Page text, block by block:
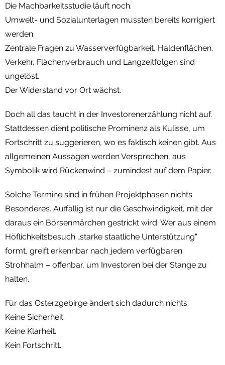
Die Machbarkeitsstudie läuft noch.
Umwelt- und Sozialunterlagen mussten bereits korrigiert
werden.
Zentrale Fragen zu Wasserverfügbarkeit, Haldenflächen,
Verkehr, Flächenverbrauch und Langzeitfolgen sind
ungelöst.
Der Widerstand vor Ort wächst.
Doch all das taucht in der Investorenerzählung nicht auf.
Stattdessen dient politische Prominenz als Kulisse, um
Fortschritt zu suggerieren, wo es faktisch keinen gibt. Aus
allgemeinen Aussagen werden Versprechen, aus
Symbolik wird Rückenwind – zumindest auf dem Papier.
Solche Termine sind in frühen Projektphasen nichts
Besonderes. Auffällig ist nur die Geschwindigkeit, mit der
daraus ein Börsenmärchen gestrickt wird. Wer aus einem
Höflichkeitsbesuch „starke staatliche Unterstützung“
formt, greift erkennbar nach jedem verfügbaren
Strohhalm – offenbar, um Investoren bei der Stange zu
halten.
Für das Osterzgebirge ändert sich dadurch nichts.
Keine Sicherheit.
Keine Klarheit.
Kein Fortschritt.